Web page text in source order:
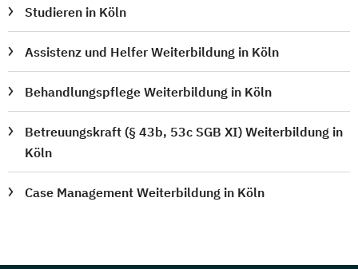
Studieren in Köln
Assistenz und Helfer Weiterbildung in Köln
Behandlungspflege Weiterbildung in Köln
Betreuungskraft (§ 43b, 53c SGB XI) Weiterbildung in
Köln
Case Management Weiterbildung in Köln